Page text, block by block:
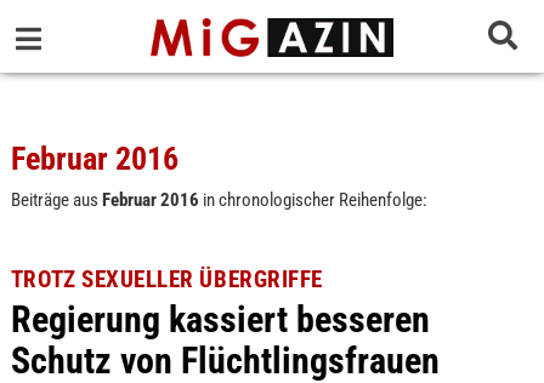
Februar 2016
Beiträge aus Februar 2016 in chronologischer Reihenfolge:
TROTZ SEXUELLER ÜBERGRIFFE
Regierung kassiert besseren
Schutz von Flüchtlingsfrauen